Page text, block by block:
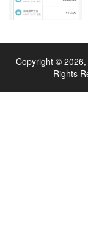
Copyright © 2026,
Rights